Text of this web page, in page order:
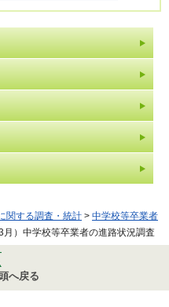
関する調査・統計 > 中学校等卒業者
）中学校等卒業者の進路状況調査
へ戻る